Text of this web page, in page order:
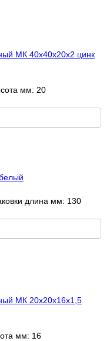
МК 40х40х20х2 цинк
мм: 20
длина мм: 130
МК 20х20х16х1,5
мм: 16